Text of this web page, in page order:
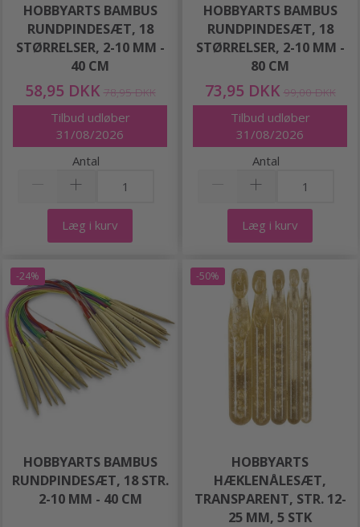
HOBBYARTS BAMBUS
RUNDPINDESÆT, 18
STØRRELSER, 2-10 MM -
40 CM
58,95 DKK 78,95 DKK
Tilbud udløber
31/08/2026
Antal
Læg i kurv
HOBBYARTS BAMBUS
RUNDPINDESÆT, 18
STØRRELSER, 2-10 MM -
80 CM
73,95 DKK 99,00 DKK
Tilbud udløber
31/08/2026
Antal
Læg i kurv
-24%
HOBBYARTS BAMBUS
RUNDPINDESÆT, 18 STR.
2-10 MM - 40 CM
-50%
HOBBYARTS
HÆKLENÅLESÆT,
TRANSPARENT, STR. 12-
25 MM, 5 STK